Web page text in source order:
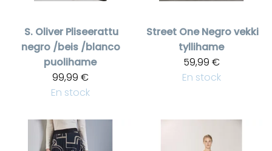
S. Oliver Pliseerattu
negro /beis /blanco
puolihame
99,99 €
En stock
Street One Negro vekki
tyllihame
59,99 €
En stock